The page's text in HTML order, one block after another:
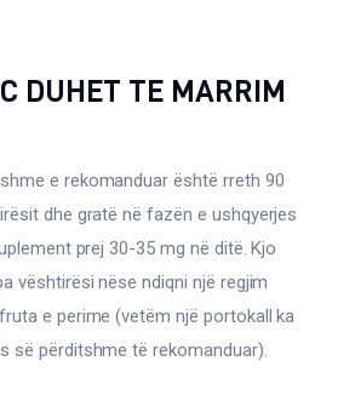
DUHET TE MARRIM
e rekomanduar është rreth 90
dhe gratë në fazën e ushqyerjes
prej 30-35 mg në ditë. Kjo
vështirësi nëse ndiqni një regjim
e perime (vetëm një portokall ka
së përditshme të rekomanduar).